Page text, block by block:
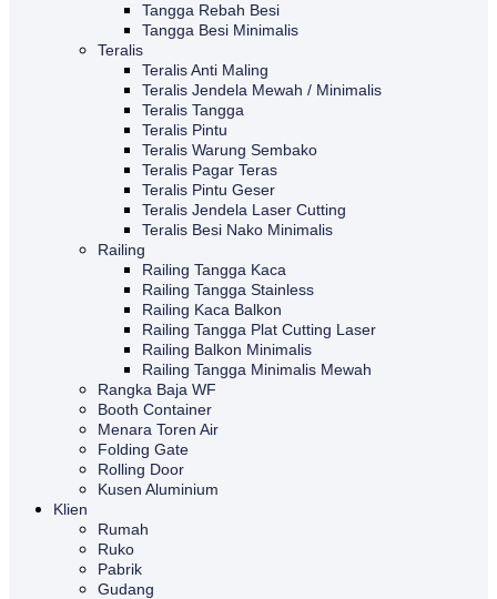
Tangga Rebah Besi
Tangga Besi Minimalis
Teralis
Teralis Anti Maling
Teralis Jendela Mewah / Minimalis
Teralis Tangga
Teralis Pintu
Teralis Warung Sembako
Teralis Pagar Teras
Teralis Pintu Geser
Teralis Jendela Laser Cutting
Teralis Besi Nako Minimalis
Railing
Railing Tangga Kaca
Railing Tangga Stainless
Railing Kaca Balkon
Railing Tangga Plat Cutting Laser
Railing Balkon Minimalis
Railing Tangga Minimalis Mewah
Rangka Baja WF
Booth Container
Menara Toren Air
Folding Gate
Rolling Door
Kusen Aluminium
Klien
Rumah
Ruko
Pabrik
Gudang